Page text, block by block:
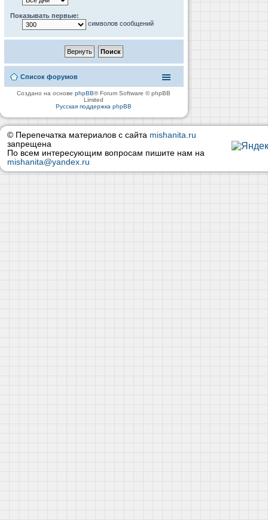
Показывать первые:
символов сообщений
Список форумов
Создано на основеphpBB® Forum Software © phpBB
Limited
Русская поддержка phpBB
© Перепечатка материалов с сайта mishanita.ru
запрещена
По всем интересующим вопросам пишите нам на
mishanita@yandex.ru